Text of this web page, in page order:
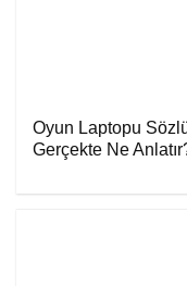
Oyun Laptopu
Gerçekte Ne